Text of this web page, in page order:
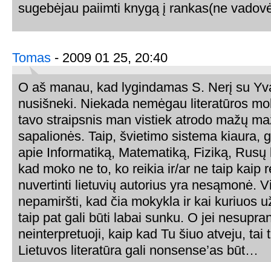
sugebėjau paiimti knygą į rankas(ne
Tomas - 2009 01 25, 20:40
O aš manau, kad lygindamas S. Nerį su
nusišneki. Niekada nemėgau literatūros
tavo straipsnis man vistiek atrodo mažų
sapalionės. Taip, švietimo sistema kiaura,
apie Informatiką, Matematiką, Fiziką, Rusų
kad moko ne to, ko reikia ir/ar ne taip kaip
nuvertinti lietuvių autorius yra nesąmonė.
nepamiršti, kad čia mokykla ir kai kuriuos
taip pat gali būti labai sunku. O jei
neinterpretuoji, kaip kad Tu šiuo atveju, tai
Lietuvos literatūra gali nonsense’as būt…